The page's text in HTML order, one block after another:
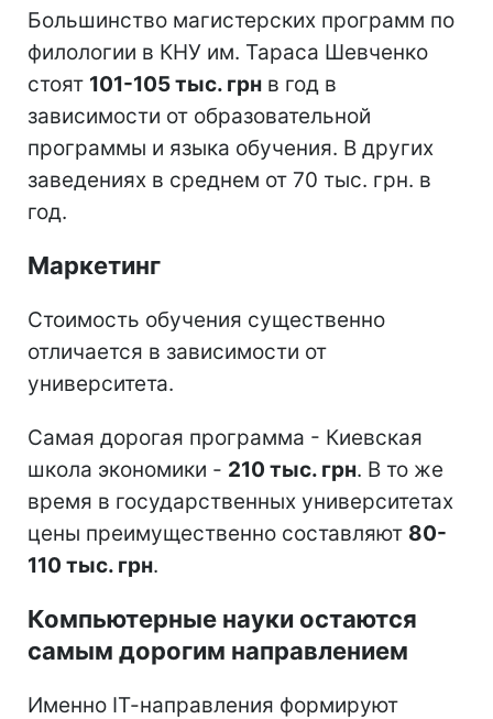
Большинство магистерских программ по
филологии в КНУ им. Тараса Шевченко
стоят 101-105 тыс. грн в год в
зависимости от образовательной
программы и языка обучения. В других
заведениях в среднем от 70 тыс. грн. в
год.
Маркетинг
Стоимость обучения существенно
отличается в зависимости от
университета.
Самая дорогая программа - Киевская
школа экономики - 210 тыс. грн. В то же
время в государственных университетах
цены преимущественно составляют 80-
110 тыс. грн.
Компьютерные науки остаются
самым дорогим направлением
Именно ІТ-направления формируют